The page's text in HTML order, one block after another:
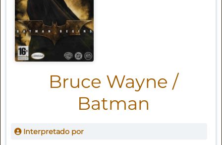
Bruce Wayne /
Batman
Interpretado por